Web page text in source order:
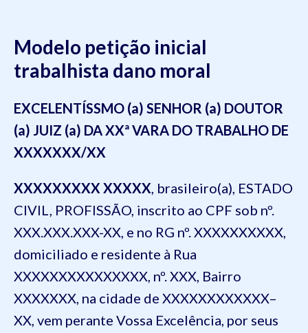
Modelo petição inicial
trabalhista dano moral
EXCELENTÍSSMO (a) SENHOR (a) DOUTOR
(a) JUIZ (a) DA XXª VARA DO TRABALHO DE
XXXXXXX/XX
XXXXXXXXX XXXXX, brasileiro(a), ESTADO
CIVIL, PROFISSÃO, inscrito ao CPF sob nº.
XXX.XXX.XXX-XX, e no RG nº. XXXXXXXXXX,
domiciliado e residente à Rua
XXXXXXXXXXXXXXX, nº. XXX, Bairro
XXXXXXX, na cidade de XXXXXXXXXXXX–
XX, vem perante Vossa Excelência, por seus